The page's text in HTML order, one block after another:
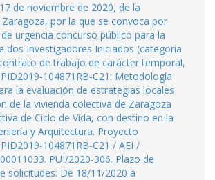
de noviembre de 2020, de la
por la que se convoca por
urgencia concurso público para la
dos Investigadores Iniciados (categoría
de trabajo de carácter temporal,
104871RB-C21: Metodología
la evaluación de estrategias locales
de la vivienda colectiva de Zaragoza
de Ciclo de Vida, con destino en la
y Arquitectura. Proyecto
104871RB-C21 / AEI /
PUI/2020-306. Plazo de
solicitudes: De 18/11/2020 a